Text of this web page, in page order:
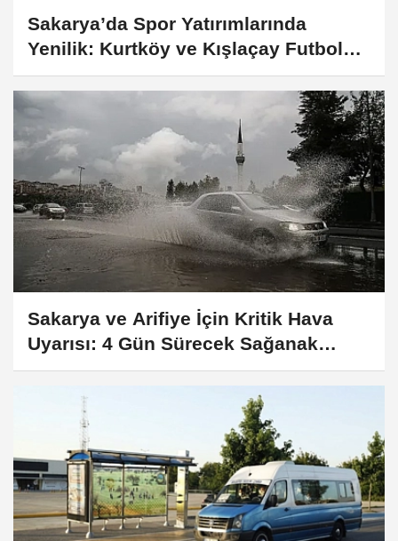
Sakarya’da Spor Yatırımlarında
Yenilik: Kurtköy ve Kışlaçay Futbol
Sahaları FIFA Standartlarına Taşınıyor
Sakarya ve Arifiye İçin Kritik Hava
Uyarısı: 4 Gün Sürecek Sağanak
Yağış ve Sel Riski Capcanlı!